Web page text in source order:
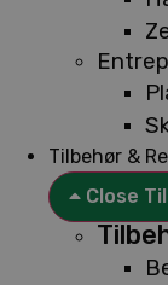
Tilbehør &
Close